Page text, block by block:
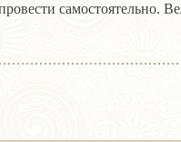
самостоятельно.